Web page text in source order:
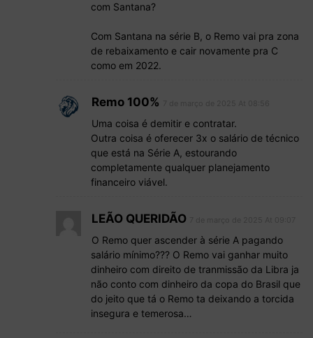
com Santana?
Com Santana na série B, o Remo vai pra zona
de rebaixamento e cair novamente pra C
como em 2022.
Remo 100%
Uma coisa é demitir e contratar.
Outra coisa é oferecer 3x o salário de técnico
que está na Série A, estourando
completamente qualquer planejamento
financeiro viável.
LEÃO QUERIDÃO
O Remo quer ascender à série A pagando
salário mínimo??? O Remo vai ganhar muito
dinheiro com direito de tranmissão da Libra ja
não conto com dinheiro da copa do Brasil que
do jeito que tá o Remo ta deixando a torcida
insegura e temerosa…